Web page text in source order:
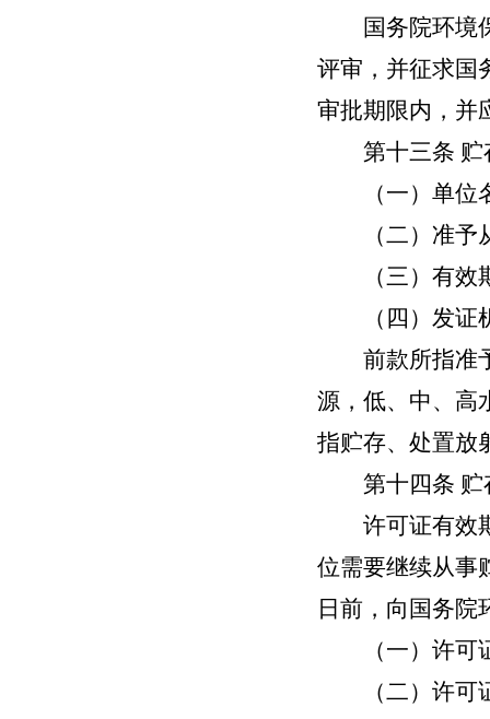
国务院环境保
评审，并征求国
审批期限内，并
第十三条
（一）单位名
（二）准予从
（三）有效
（四）发证机
前款所指准予
源，低、中、高
指贮存、处置放
第十四条
许可证有效期
位需要继续从事
日前，向国务院
（一）许可
（二）许可证